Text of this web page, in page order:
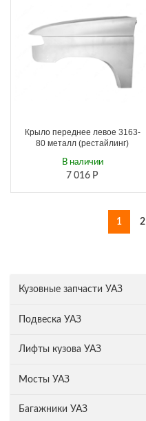
Кузовные запчасти УАЗ
Подвеска УАЗ
Лифты кузова УАЗ
Мосты УАЗ
Багажники УАЗ
Крыло переднее левое 3163-
80 металл (рестайлинг)
7 016 Р
В наличии
1 2